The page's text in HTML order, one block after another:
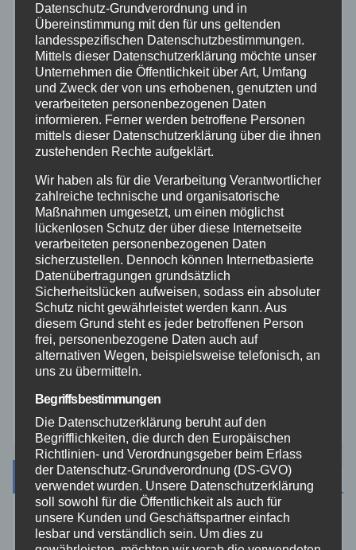
Mayen-Koblenz
Neuwied
Polizei
Rettungsdienst
Rhein-Lahn
THW
Veranstaltungen
Video
Westerwald
Zoll
Archiv
August 2026
Datenschutz-Grundverordnung und in
Übereinstimmung mit den für uns geltenden
landesspezifischen Datenschutzbestimmungen.
Mittels dieser Datenschutzerklärung möchte unser
Unternehmen die Öffentlichkeit über Art, Umfang
und Zweck der von uns erhobenen, genutzten und
verarbeiteten personenbezogenen Daten
informieren. Ferner werden betroffene Personen
mittels dieser Datenschutzerklärung über die ihnen
zustehenden Rechte aufgeklärt.
Wir haben als für die Verarbeitung Verantwortlicher
zahlreiche technische und organisatorische
Maßnahmen umgesetzt, um einen möglichst
lückenlosen Schutz der über diese Internetseite
verarbeiteten personenbezogenen Daten
sicherzustellen. Dennoch können Internetbasierte
Datenübertragungen grundsätzlich
Sicherheitslücken aufweisen, sodass ein absoluter
Schutz nicht gewährleistet werden kann. Aus
diesem Grund steht es jeder betroffenen Person
frei, personenbezogene Daten auch auf
alternativen Wegen, beispielsweise telefonisch, an
uns zu übermitteln.
Begriffsbestimmungen
Die Datenschutzerklärung beruht auf den
Begrifflichkeiten, die durch den Europäischen
Richtlinien- und Verordnungsgeber beim Erlass
der Datenschutz-Grundverordnung (DS-GVO)
verwendet wurden. Unsere Datenschutzerklärung
soll sowohl für die Öffentlichkeit als auch für
unsere Kunden und Geschäftspartner einfach
lesbar und verständlich sein. Um dies zu